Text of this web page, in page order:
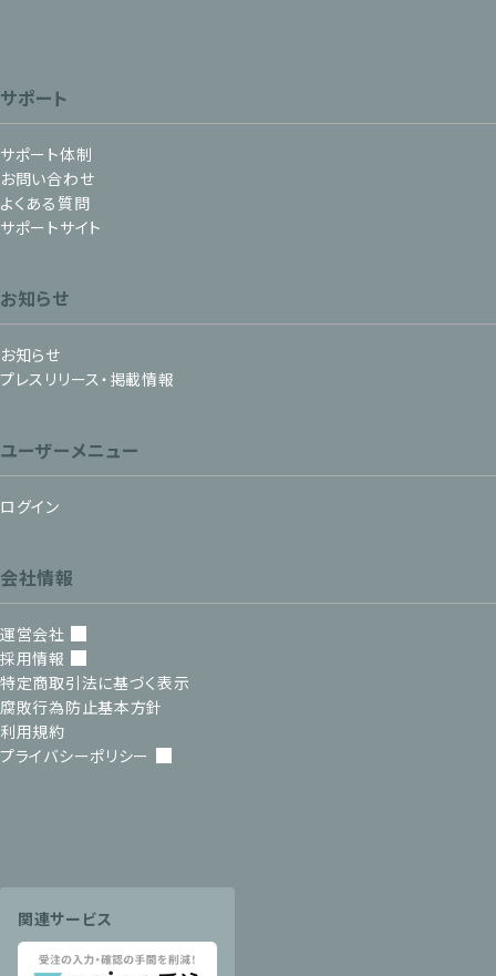
サポート
サポート体制
お問い合わせ
よくある質問
サポートサイト
お知らせ
お知らせ
プレスリリース・掲載情報
ユーザーメニュー
ログイン
会社情報
運営会社
採用情報
特定商取引法に基づく表示
腐敗行為防止基本方針
利用規約
プライバシーポリシー
関連サービス